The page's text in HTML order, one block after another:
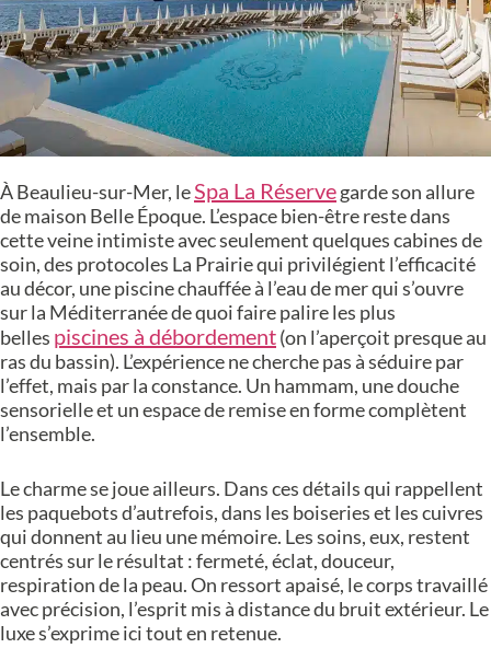
À Beaulieu-sur-Mer, leSpa La Réservegarde son allure
de maison Belle Époque. L’espace bien-être reste dans
cette veine intimiste avec seulement quelques cabines de
soin, des protocoles La Prairie qui privilégient l’efficacité
au décor, une piscine chauffée à l’eau de mer qui s’ouvre
sur la Méditerranée de quoi faire palire les plus
belles piscines à débordement(on l’aperçoit presque au
ras du bassin). L’expérience ne cherche pas à séduire par
l’effet, mais par la constance. Un hammam, une douche
sensorielle et un espace de remise en forme complètent
l’ensemble.
Le charme se joue ailleurs. Dans ces détails qui rappellent
les paquebots d’autrefois, dans les boiseries et les cuivres
qui donnent au lieu une mémoire. Les soins, eux, restent
centrés sur le résultat : fermeté, éclat, douceur,
respiration de la peau. On ressort apaisé, le corps travaillé
avec précision, l’esprit mis à distance du bruit extérieur. Le
luxe s’exprime ici tout en retenue.